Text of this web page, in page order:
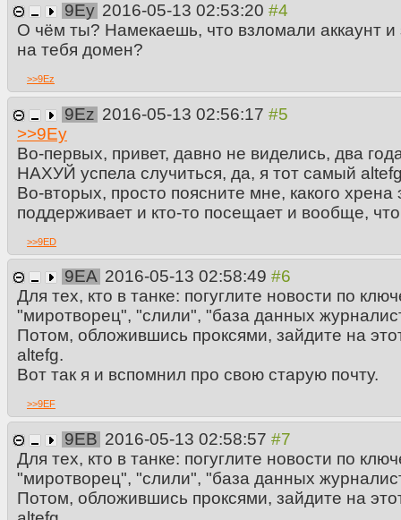
9Ey 2016-05-13 02:53:20
О чём ты? Намекаешь, что взломали аккаунт и
на тебя домен?
>>9Ez
9Ez 2016-05-13 02:56:17
>>9Ey
Во-первых, привет, давно не виделись, два
НАХУЙ успела случиться, да, я тот самый
Во-вторых, просто поясните мне, какого
поддерживает и кто-то посещает и вообще,
>>9ED
9EA 2016-05-13 02:58:49
Для тех, кто в танке: погуглите новости по
"миротворец", "слили", "база данных
Потом, обложившись проксями, зайдите на
altefg.
Вот так я и вспомнил про свою старую почту.
>>9EF
9EB 2016-05-13 02:58:57
Для тех, кто в танке: погуглите новости по
"миротворец", "слили", "база данных
Потом, обложившись проксями, зайдите на